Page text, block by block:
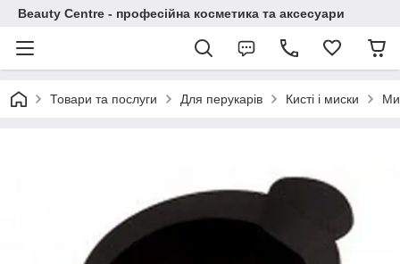
Beauty Centre - професійна косметика та аксесуари
Товари та послуги Для перукарів Кисті і миски